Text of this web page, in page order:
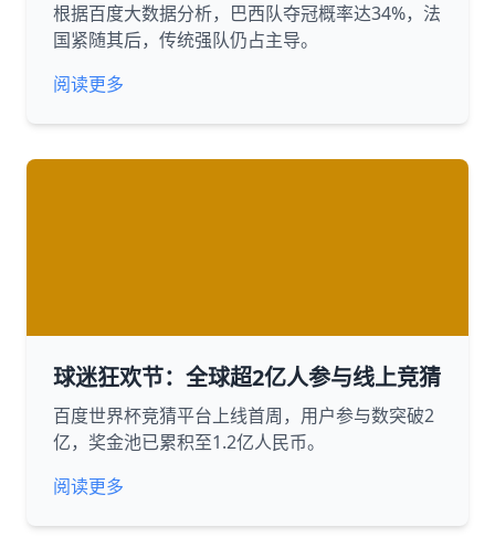
根据百度大数据分析，巴西队夺冠概率达34%，法
国紧随其后，传统强队仍占主导。
阅读更多
球迷狂欢节：全球超2亿人参与线上竞猜
百度世界杯竞猜平台上线首周，用户参与数突破2
亿，奖金池已累积至1.2亿人民币。
阅读更多